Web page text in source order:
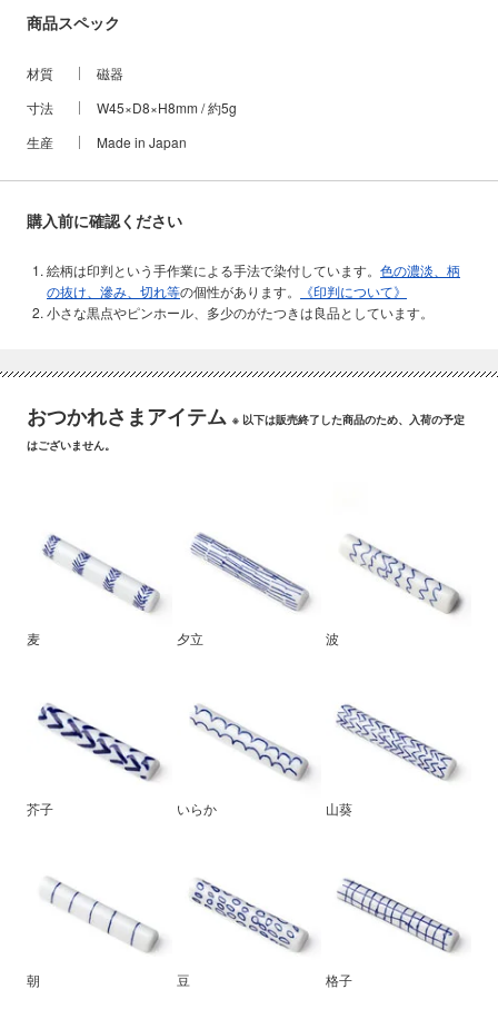
商品スペック
材質
磁器
寸法
W45×D8×H8mm / 約5g
生産
Made in Japan
購入前に確認ください
絵柄は印判という手作業による手法で染付しています。 色の濃淡、柄
の抜け、滲み、切れ等の個性があります。
《印判について》
小さな黒点やピンホール、多少のがたつきは良品としています。
おつかれさまアイテム ※ 以下は販売終了した商品のため、入荷の予定
はございません。
麦 夕立 波
芥子 いらか 山葵
朝 豆 格子